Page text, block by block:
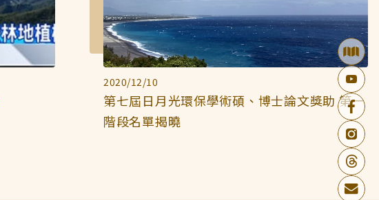
2020/12/10
第七屆日月光環保學術碩、博士論文獎助 第一
階段名單揭曉